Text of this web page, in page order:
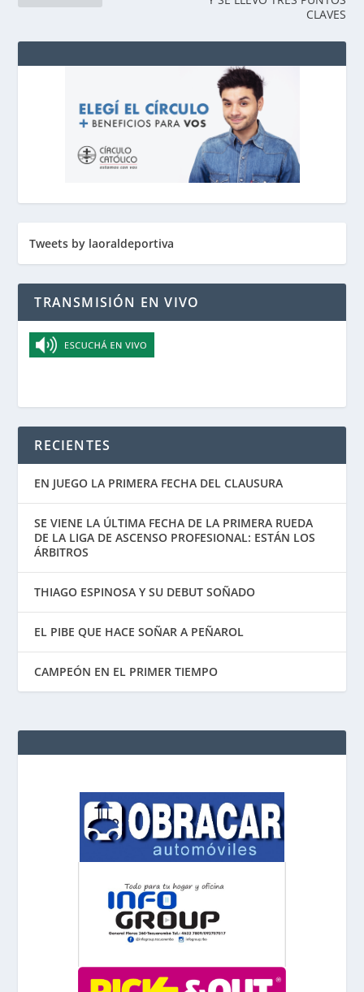
CLAVES
Tweets by laoraldeportiva
TRANSMISIÓN EN VIVO
RECIENTES
EN JUEGO LA PRIMERA FECHA DEL CLAUSURA
SE VIENE LA ÚLTIMA FECHA DE LA PRIMERA RUEDA
DE LA LIGA DE ASCENSO PROFESIONAL: ESTÁN LOS
ÁRBITROS
THIAGO ESPINOSA Y SU DEBUT SOÑADO
EL PIBE QUE HACE SOÑAR A PEÑAROL
CAMPEÓN EN EL PRIMER TIEMPO